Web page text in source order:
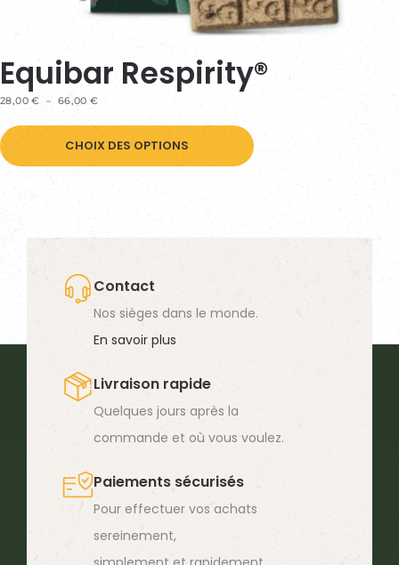
Equibar Respirity®
28,00€ – 66,00€PLAGE
PRIX :
28,00 €
CHOIX DES OPTIONS
produit
peuvent
page
Contact
Nos sièges dans le monde.
En savoir plus
Livraison rapide
Quelques jours après la
commande et où vous voulez.
Paiements sécurisés
Pour effectuer vos achats
sereinement,